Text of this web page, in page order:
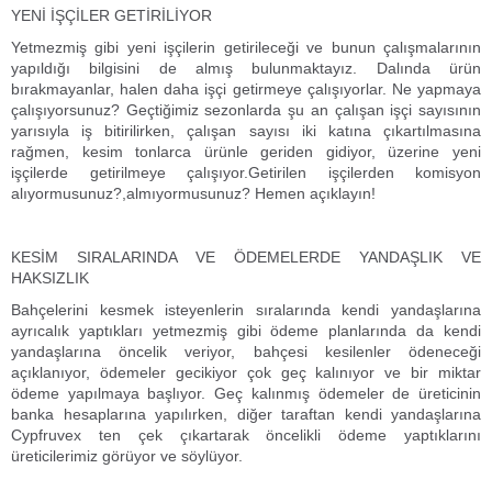
YENİ İŞÇİLER GETİRİLİYOR
Yetmezmiş gibi yeni işçilerin getirileceği ve bunun çalışmalarının
yapıldığı bilgisini de almış bulunmaktayız. Dalında ürün
bırakmayanlar, halen daha işçi getirmeye çalışıyorlar. Ne yapmaya
çalışıyorsunuz? Geçtiğimiz sezonlarda şu an çalışan işçi sayısının
yarısıyla iş bitirilirken, çalışan sayısı iki katına çıkartılmasına
rağmen, kesim tonlarca ürünle geriden gidiyor, üzerine yeni
işçilerde getirilmeye çalışıyor.Getirilen işçilerden komisyon
alıyormusunuz?,almıyormusunuz? Hemen açıklayın!
KESİM SIRALARINDA VE ÖDEMELERDE YANDAŞLIK VE
HAKSIZLIK
Bahçelerini kesmek isteyenlerin sıralarında kendi yandaşlarına
ayrıcalık yaptıkları yetmezmiş gibi ödeme planlarında da kendi
yandaşlarına öncelik veriyor, bahçesi kesilenler ödeneceği
açıklanıyor, ödemeler gecikiyor çok geç kalınıyor ve bir miktar
ödeme yapılmaya başlıyor. Geç kalınmış ödemeler de üreticinin
banka hesaplarına yapılırken, diğer taraftan kendi yandaşlarına
Cypfruvex ten çek çıkartarak öncelikli ödeme yaptıklarını
üreticilerimiz görüyor ve söylüyor.